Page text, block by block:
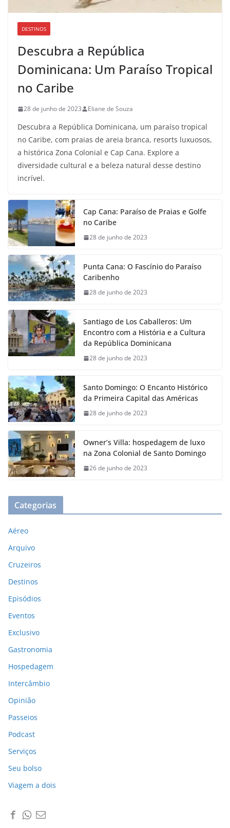
DESTINOS
Descubra a República
Dominicana: Um Paraíso Tropical
no Caribe
28 de junho de 2023 Eliane de Souza
Descubra a República Dominicana, um paraíso tropical
no Caribe, com praias de areia branca, resorts luxuosos,
a histórica Zona Colonial e Cap Cana. Explore a
diversidade cultural e a beleza natural desse destino
incrível.
Cap Cana: Paraíso de Praias e Golfe
no Caribe
28 de junho de 2023
Punta Cana: O Fascínio do Paraíso
Caribenho
28 de junho de 2023
Santiago de Los Caballeros: Um
Encontro com a História e a Cultura
da República Dominicana
28 de junho de 2023
Santo Domingo: O Encanto Histórico
da Primeira Capital das Américas
28 de junho de 2023
Owner’s Villa: hospedagem de luxo
na Zona Colonial de Santo Domingo
26 de junho de 2023
Categorias
Aéreo
Arquivo
Cruzeiros
Destinos
Episódios
Eventos
Exclusivo
Gastronomia
Hospedagem
Intercâmbio
Opinião
Passeios
Podcast
Serviços
Seu bolso
Viagem a dois